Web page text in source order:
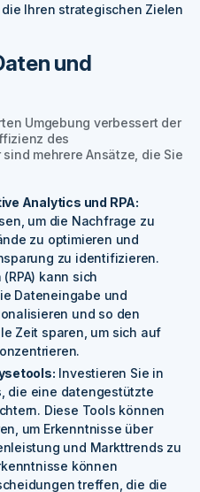
Ihren strategischen Zielen
und
Umgebung verbessert der
des
mehrere Ansätze, die Sie
Analytics und RPA:
um die Nachfrage zu
zu optimieren und
zu identifizieren.
kann sich
Dateneingabe und
und so den
Zeit sparen, um sich auf
Investieren Sie in
die eine datengestützte
Diese Tools können
um Erkenntnisse über
und Markttrends zu
können
treffen, die die